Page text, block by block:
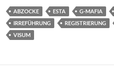
ABZOCKE ESTA G-MAFIA
IRREFÜHRUNG
REGISTRIERUNG
VISUM